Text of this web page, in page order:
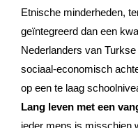
Etnische minderheden,
geïntegreerd dan een
Nederlanders van
sociaal-economisch
op een te laag
Lang leven met een
ieder mens is misschien